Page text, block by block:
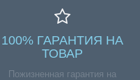
100% ГАРАНТИЯ НА
ТОВАР
Пожизненная гарантия на